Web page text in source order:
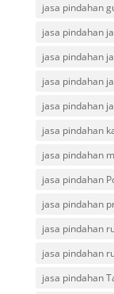
jasa pindahan
jasa pindahan
jasa pindahan
jasa pindahan
jasa pindahan
jasa pindahan
jasa pindahan
jasa pindahan
jasa pindahan
jasa pindahan
jasa pindahan
jasa pindahan